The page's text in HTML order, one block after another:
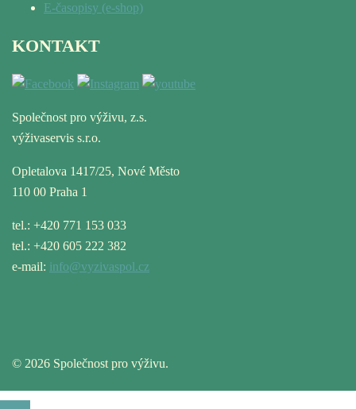
E-časopisy (e-shop)
KONTAKT
Společnost pro výživu, z.s.
výživaservis s.r.o.
Opletalova 1417/25, Nové Město
110 00 Praha 1
tel.: +420 771 153 033
tel.: +420 605 222 382
e-mail: info@vyzivaspol.cz
© 2026 Společnost pro výživu.